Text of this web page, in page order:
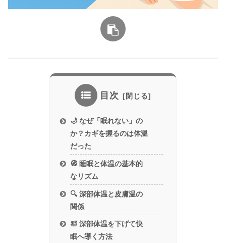
目次
🌙 なぜ「眠れない」の
か？カギを握るのは体温
だった
🧭 睡眠と体温の基本的
なリズム
🔍 深部体温と皮膚温の
関係
🛀 深部体温を下げて快
眠へ導く方法